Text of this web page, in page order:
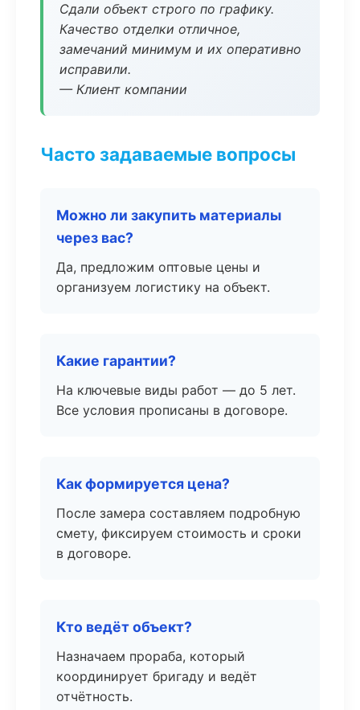
Сдали объект строго по графику.
Качество отделки отличное,
замечаний минимум и их оперативно
исправили.
— Клиент компании
Часто задаваемые вопросы
Можно ли закупить материалы
через вас?
Да, предложим оптовые цены и
организуем логистику на объект.
Какие гарантии?
На ключевые виды работ — до 5 лет.
Все условия прописаны в договоре.
Как формируется цена?
После замера составляем подробную
смету, фиксируем стоимость и сроки
в договоре.
Кто ведёт объект?
Назначаем прораба, который
координирует бригаду и ведёт
отчётность.